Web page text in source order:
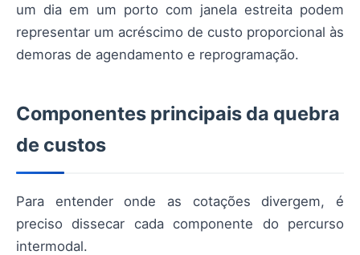
um dia em um porto com janela estreita podem
representar um acréscimo de custo proporcional às
demoras de agendamento e reprogramação.
Componentes principais da quebra
de custos
Para entender onde as cotações divergem, é
preciso dissecar cada componente do percurso
intermodal.